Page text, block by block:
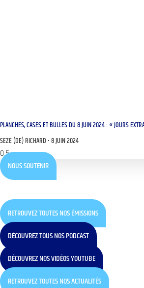
PLANCHES, CASES ET BULLES DU 8 JUIN 2024 : « JOURS
SEZE (DE) RICHARD 8 JUIN 2024
NOUS SOUTENIR
RETROUVEZ TOUTES NOS ÉMISSIONS
DÉCOUVREZ TOUS NOS PODCAST
DÉCOUVREZ NOS VIDÉOS YOUTUBE
RETROUVEZ TOUTES NOS ACTUALITÉS